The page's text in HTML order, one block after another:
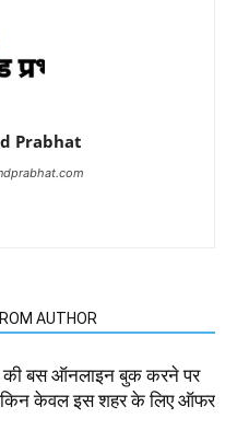
Prabhat
AUTHOR
की बस ऑनलाइन बुक करने पर
केवल इस शहर के लिए ऑफर